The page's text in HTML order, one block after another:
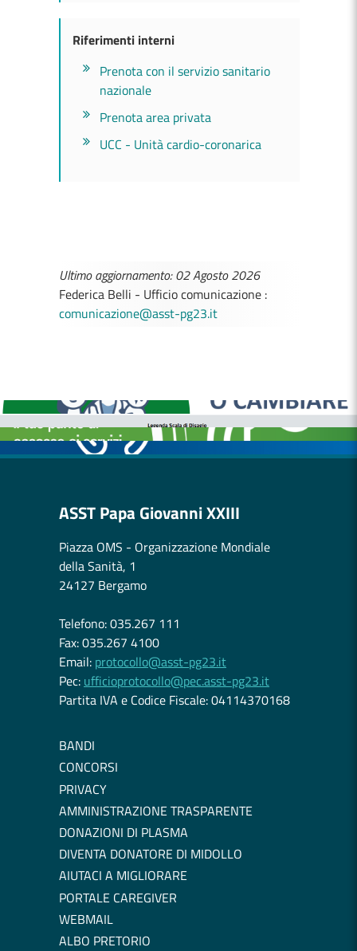
Riferimenti interni
Prenota con il servizio sanitario
nazionale
Prenota area privata
UCC - Unità cardio-coronarica
Ultimo aggiornamento: 02 Agosto 2026
Federica Belli - Ufficio comunicazione :
comunicazione@asst-pg23.it
BOLLETTINI DISAGIO DA CALORE
CASE DI COMUNITÀ
OSPEDALE DI COMUNITÀ
ASST Papa Giovanni XXIII
Piazza OMS - Organizzazione Mondiale
della Sanità, 1
24127 Bergamo
Telefono: 035.267 111
Fax: 035.267 4100
Email: protocollo@asst-pg23.it
Pec: ufficioprotocollo@pec.asst-pg23.it
Partita IVA e Codice Fiscale: 04114370168
BANDI
CONCORSI
PRIVACY
AMMINISTRAZIONE TRASPARENTE
DONAZIONI DI PLASMA
DIVENTA DONATORE DI MIDOLLO
AIUTACI A MIGLIORARE
PORTALE CAREGIVER
WEBMAIL
ALBO PRETORIO